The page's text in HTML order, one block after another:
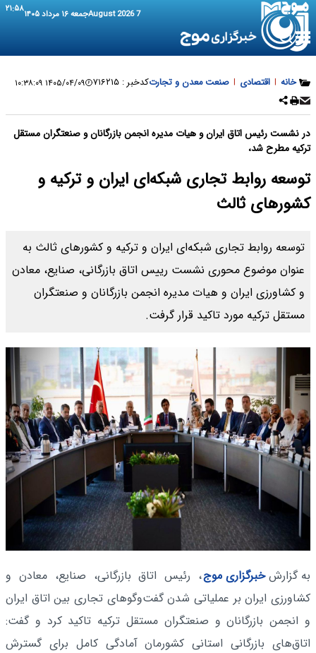
7 August 2026 جمعه ۱۶ مرداد ۱۴۰۵ ۲۱:۵۸
خانه | اقتصادی | صنعت معدن و تجارتکدخبر : ۷۱۶۲۱۵ ۱۴۰۵/۰۴/۰۹ ۱۰:۳۸:۰۹
در نشست رئیس اتاق ایران و هیات مدیره انجمن بازرگانان و صنعتگران مستقل
ترکیه مطرح شد،
توسعه روابط تجاری شبکه‌ای ایران و ترکیه و
کشورهای ثالث
توسعه روابط تجاری شبکه‌ای ایران و ترکیه و کشورهای ثالث به
عنوان موضوع محوری نشست رییس اتاق بازرگانی، صنایع، معادن
و کشاورزی ایران و هیات مدیره انجمن بازرگانان و صنعتگران
مستقل ترکیه مورد تاکید قرار گرفت.
به گزارشخبرگزاری موج، رئیس اتاق بازرگانی، صنایع، معادن و
کشاورزی ایران بر عملیاتی شدن گفت‌وگوهای تجاری بین اتاق ایران
و انجمن بازرگانان و صنعتگران مستقل ترکیه تاکید کرد و گفت:
اتاق‌های بازرگانی استانی کشورمان آمادگی کامل برای گسترش